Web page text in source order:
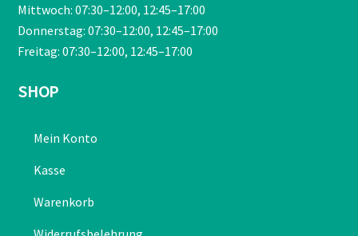
Mittwoch: 07:30–12:00, 12:45–17:00
Donnerstag: 07:30–12:00, 12:45–17:00
Freitag: 07:30–12:00, 12:45–17:00
SHOP
Mein Konto
Kasse
Warenkorb